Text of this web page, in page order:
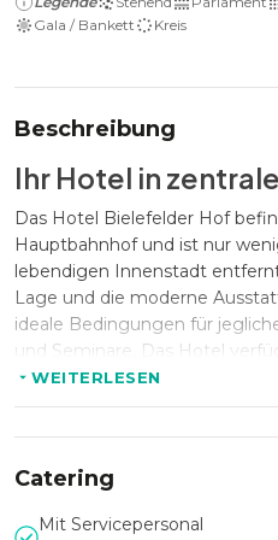
Gala / Bankett
Kreis
Beschreibung
Ihr Hotel in
Das Hotel Bielefelder Hof
Hauptbahnhof und ist nur
lebendigen Innenstadt
Lage und die moderne
ideale Bedingungen für
und Seminare. Das Hotel
Konferenz-, Tagungs- und
Fläche von 24 bis 189 qm
Ihr Event im Hotel
WEITERLESEN
Catering
Mit Servicepersonal